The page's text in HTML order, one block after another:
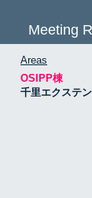
Meeting
Areas
OSIPP棟
千里エクステ